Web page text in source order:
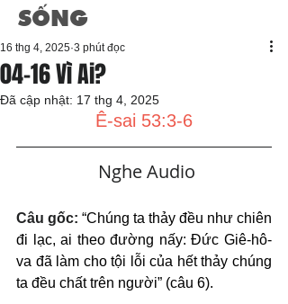
SỐNG
04-16 Vì Ai?
16 thg 4, 2025 3 phút đọc
Đã cập nhật: 17 thg 4, 2025
Ê-sai 53:3-6
   Nghe Audio
Câu gốc: “Chúng ta thảy đều như chiên
đi lạc, ai theo đường nấy: Đức Giê-hô-
va đã làm cho tội lỗi của hết thảy chúng
ta đều chất trên người” (câu 6).